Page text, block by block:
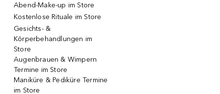
Abend-Make-up im Store
Kostenlose Rituale im Store
Gesichts- &
Körperbehandlungen im
Store
Augenbrauen & Wimpern
Termine im Store
Maniküre & Pediküre Termine
im Store